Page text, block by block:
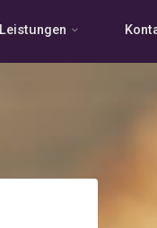
Leistungen